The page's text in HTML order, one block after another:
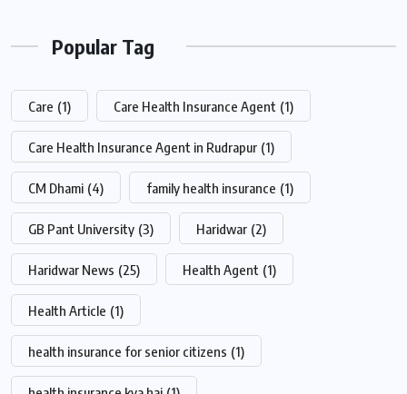
Popular Tag
Care (1) Care Health Insurance Agent (1)
Care Health Insurance Agent in Rudrapur (1)
CM Dhami (4) family health insurance (1)
GB Pant University (3) Haridwar (2)
Haridwar News (25) Health Agent (1)
Health Article (1)
health insurance for senior citizens (1)